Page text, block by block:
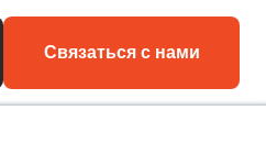
Связаться с нами